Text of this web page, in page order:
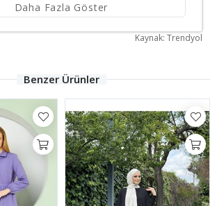
Daha Fazla Göster
Kaynak: Trendyol
Benzer Ürünler